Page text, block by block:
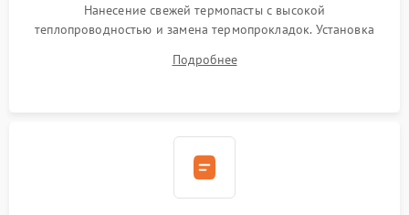
Нанесение свежей термопасты с высокой
теплопроводностью и замена термопрокладок. Установка
шлейфов, модулей памяти и накопителей. Предварительная
Подробнее